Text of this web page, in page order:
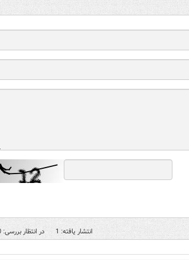
انتشار یافته: 1 در انتظار بررسی: 0